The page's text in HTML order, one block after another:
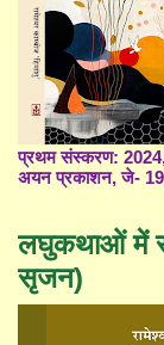
प्रथम संस्करण:
अयन प्रकाशन, जे- 19/
लघुकथाओं में
सृजन)